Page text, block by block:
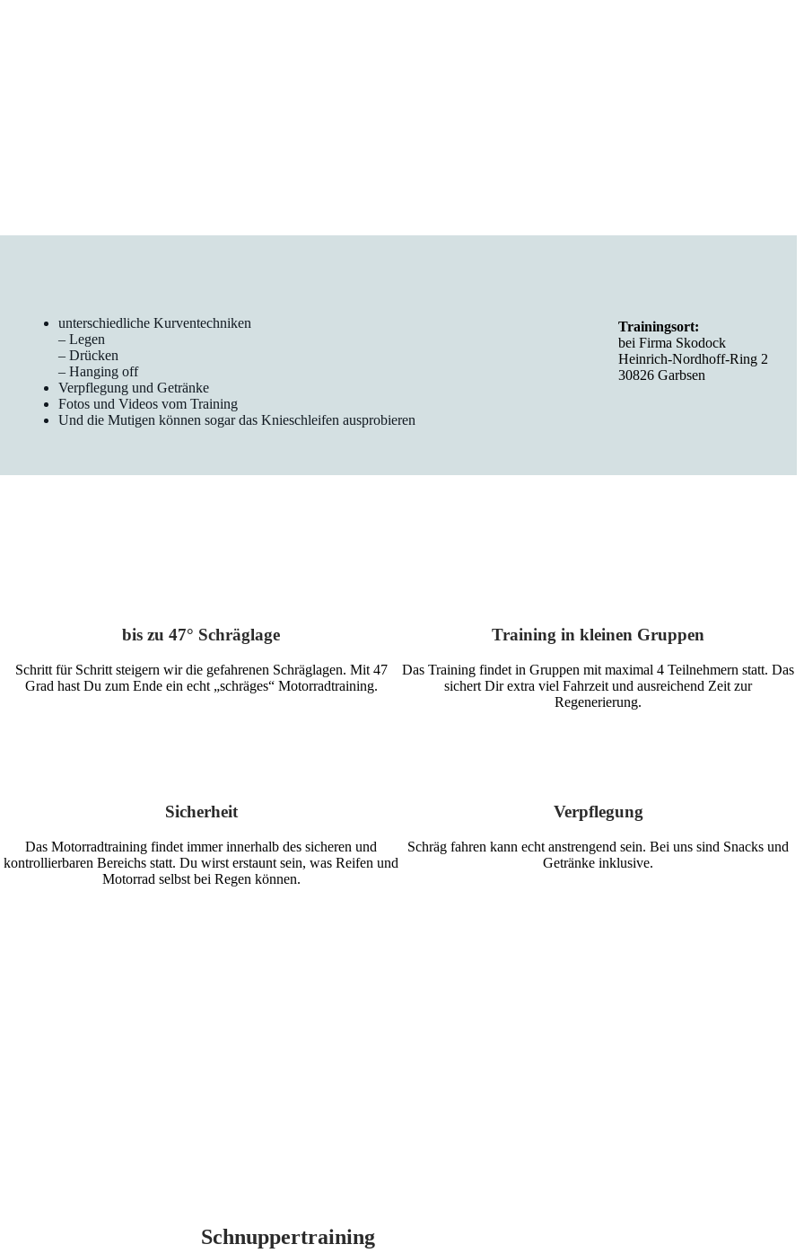
unterschiedliche Kurventechniken
– Legen
– Drücken
– Hanging off
Verpflegung und Getränke
Fotos und Videos vom Training
Und die Mutigen können sogar das Knieschleifen ausprobieren
Trainingsort:
bei Firma Skodock
Heinrich-Nordhoff-Ring 2
30826 Garbsen
bis zu 47° Schräglage
Schritt für Schritt steigern wir die gefahrenen Schräglagen. Mit 47
Grad hast Du zum Ende ein echt „schräges“ Motorradtraining.
Training in kleinen Gruppen
Das Training findet in Gruppen mit maximal 4 Teilnehmern statt. Das
sichert Dir extra viel Fahrzeit und ausreichend Zeit zur
Regenerierung.
Sicherheit
Das Motorradtraining findet immer innerhalb des sicheren und
kontrollierbaren Bereichs statt. Du wirst erstaunt sein, was Reifen und
Motorrad selbst bei Regen können.
Verpflegung
Schräg fahren kann echt anstrengend sein. Bei uns sind Snacks und
Getränke inklusive.
Schnuppertraining